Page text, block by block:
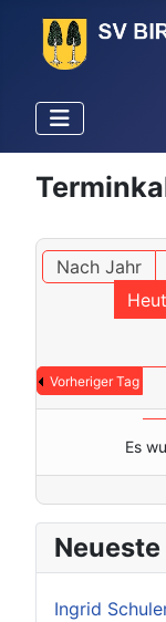
Nach Jahr
Vorheriger Tag
Es
Ingrid